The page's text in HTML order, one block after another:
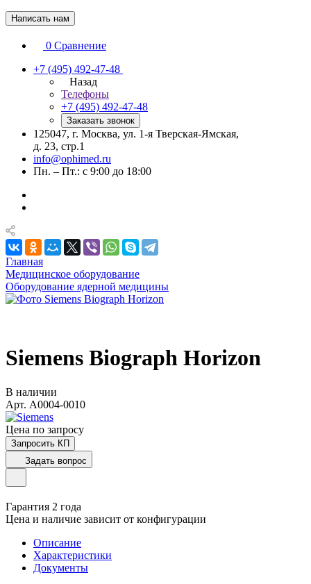
Написать нам
0 Сравнение
+7 (495) 492-47-48
Назад
Телефоны
+7 (495) 492-47-48
Заказать звонок
125047, г. Москва, ул. 1-я Тверская-Ямская,
д. 23, стр.1
info@ophimed.ru
Пн. – Пт.: с 9:00 до 18:00
Главная
Медицинское оборудование
Оборудование ядерной медицины
Siemens Biograph Horizon
В наличии
Арт. A0004-0010
Цена по запросу
Запросить КП
Задать вопрос
Гарантия 2 года
Цена и наличие зависит от конфигурации
Описание
Характеристики
Документы